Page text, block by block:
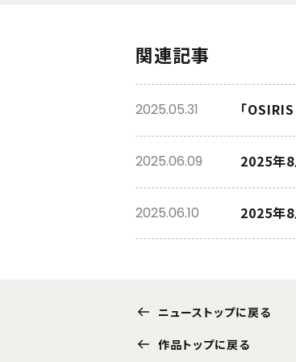
関連記事
「
2025.05.31
2025年8
2025.06.09
2025年
2025.06.10
ニューストップに戻る
作品トップに戻る